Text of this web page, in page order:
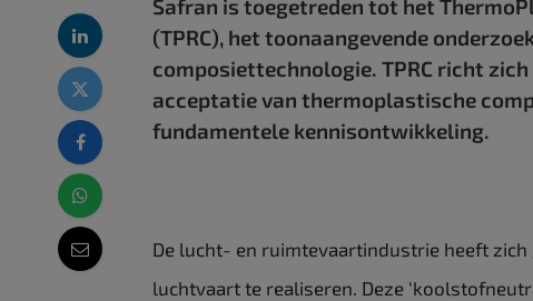
Safran is toegetreden tot het
(TPRC), het toonaangevende
composiettechnologie. TPRC richt
acceptatie van thermoplastische
fundamentele kennisontwikkeling.
De lucht- en ruimtevaartindustrie heeft
luchtvaart te realiseren. Deze